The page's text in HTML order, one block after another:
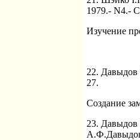
1979.- N4.-
Изучение
22. Давыдов
27.
Создание
23. Давыдов